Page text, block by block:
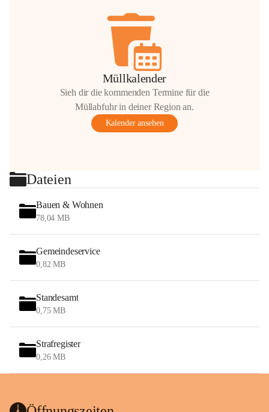
Müllkalender
Sieh dir die kommenden Termine für die
Müllabfuhr in deiner Region an.
Kalender ansehen
Dateien
Bauen & Wohnen
78,04 MB
Gemeindeservice
0,82 MB
Standesamt
0,75 MB
Strafregister
0,26 MB